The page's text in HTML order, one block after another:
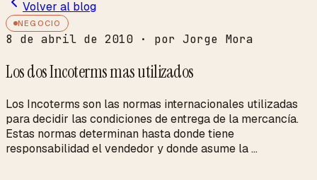
Volver al blog
NEGOCIO
8 de abril de 2010 · por Jorge Mora
Los dos Incoterms mas utilizados
Los Incoterms son las normas internacionales utilizadas
para decidir las condiciones de entrega de la mercancía.
Estas normas determinan hasta donde tiene
responsabilidad el vendedor y donde asume la ...